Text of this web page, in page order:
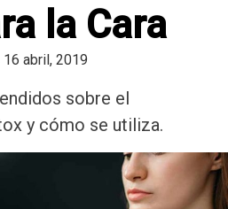
la Cara
16 abril, 2019
sobre el
y cómo se utiliza.